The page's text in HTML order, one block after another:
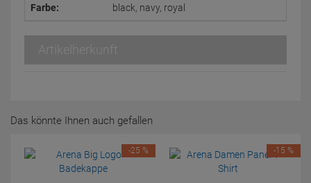
Farbe: black, navy, royal
Artikelherkunft
Das könnte Ihnen auch gefallen
-25 % -15 %